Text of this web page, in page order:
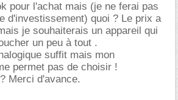
pour l'achat mais (je ne ferai pas
d'investissement) quoi ? Le prix a
je souhaiterais un appareil qui
un peu à tout .
suffit mais mon
permet pas de choisir !
Merci d'avance.